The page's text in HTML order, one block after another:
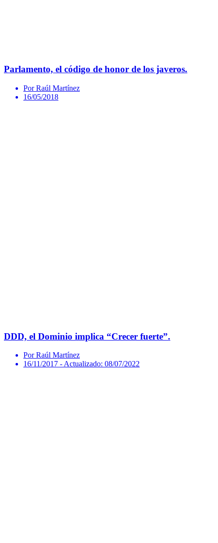
Parlamento, el código de honor de los javeros.
Por Raúl Martínez
16/05/2018
DDD, el Dominio implica “Crecer fuerte”.
Por Raúl Martínez
16/11/2017 - Actualizado: 08/07/2022